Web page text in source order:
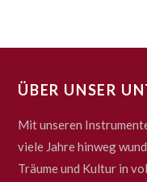
ÜBER UNSER
Mit unseren
viele Jahre hinweg
Träume und Kultur in